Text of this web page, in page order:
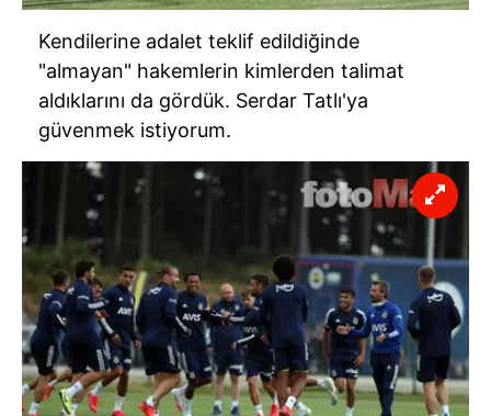
Kendilerine adalet teklif edildiğinde
"almayan" hakemlerin kimlerden talimat
aldıklarını da gördük. Serdar Tatlı'ya
güvenmek istiyorum.